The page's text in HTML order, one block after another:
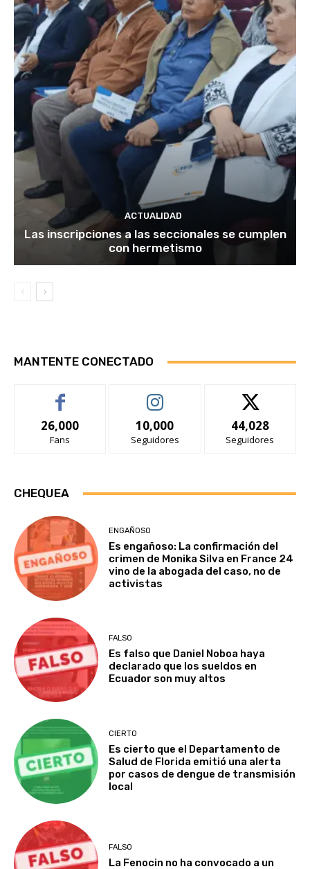
ACTUALIDAD
Las inscripciones a las seccionales se cumplen
con hermetismo
MANTENTE CONECTADO
26,000
Fans
10,000
Seguidores
44,028
Seguidores
CHEQUEA
ENGAÑOSO
Es engañoso: La confirmación del
crimen de Monika Silva en France 24
vino de la abogada del caso, no de
activistas
FALSO
Es falso que Daniel Noboa haya
declarado que los sueldos en
Ecuador son muy altos
CIERTO
Es cierto que el Departamento de
Salud de Florida emitió una alerta
por casos de dengue de transmisión
local
FALSO
La Fenocin no ha convocado a un